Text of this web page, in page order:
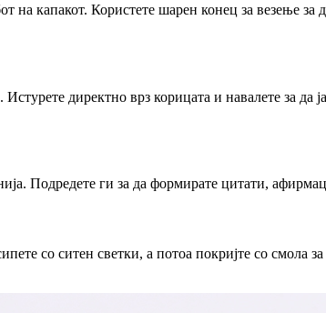
на капакот. Користете шарен конец за везење
директно врз корицата и навалете за
Подредете ги за да формирате цитати,
со ситен светки, а потоа покријте со